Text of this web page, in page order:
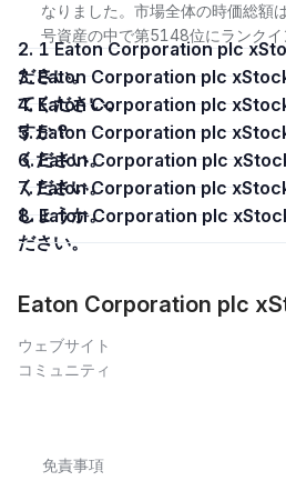
なりました。市場全体の時価総
号資産の中で第5148位にランクイ
2. 1 Eaton Corporation plc xStockの価格を教えてく
ださい。
3. Eaton Corporation plc xStockへの投資方法を教え
てください。
4. Eaton Corporation plc xStockはどこで購入できま
すか？
5. Eaton Corporation plc xStockの購入方法を教えて
ください。
6. Eaton Corporation plc xStockの売却方法を教えて
ください。
7. Eaton Corporation plc xStockは優れた投資対象で
しょうか。
8. Eaton Corporation plc xStockの発行数を教えてく
ださい。
Eaton Corporation plc
ウェブサイト
コミュニティ
免責事項